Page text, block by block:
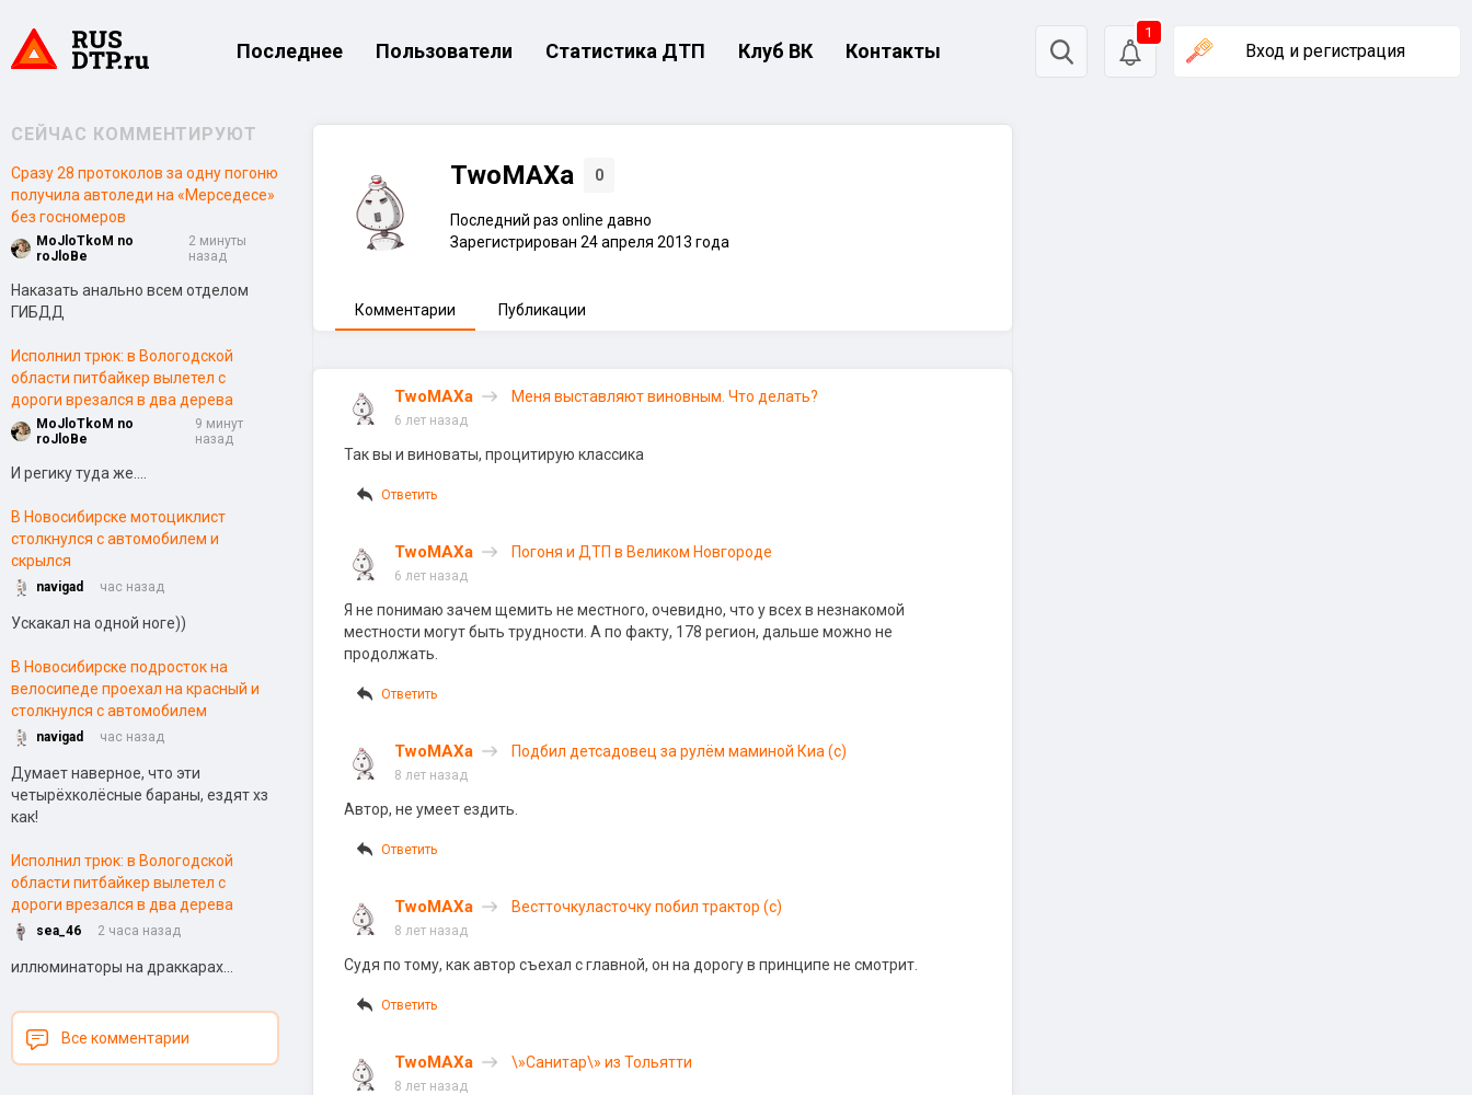
Последнее Пользователи Статистика ДТП Клуб ВК Контакты
1
Вход и регистрация
СЕЙЧАС КОММЕНТИРУЮТ
Сразу 28 протоколов за одну погоню
получила автоледи на «Мерседесе»
без госномеров
MoJloTkoM no
roJloBe
2 минуты
назад
Наказать анально всем отделом
ГИБДД
Исполнил трюк: в Вологодской
области питбайкер вылетел с
дороги врезался в два дерева
MoJloTkoM no
roJloBe
9 минут
назад
И регику туда же....
В Новосибирске мотоциклист
столкнулся с автомобилем и
скрылся
navigad час назад
Ускакал на одной ноге))
В Новосибирске подросток на
велосипеде проехал на красный и
столкнулся с автомобилем
navigad час назад
Думает наверное, что эти
четырёхколёсные бараны, ездят хз
как!
Исполнил трюк: в Вологодской
области питбайкер вылетел с
дороги врезался в два дерева
sea_46 2 часа назад
иллюминаторы на драккарах...
Все комментарии
TwoMAXa 0
Последний раз online давно
Зарегистрирован 24 апреля 2013 года
Комментарии Публикации
TwoMAXa Меня выставляют виновным. Что делать?
6 лет назад
Так вы и виноваты, процитирую классика
Ответить
TwoMAXa Погоня и ДТП в Великом Новгороде
6 лет назад
Я не понимаю зачем щемить не местного, очевидно, что у всех в незнакомой
местности могут быть трудности. А по факту, 178 регион, дальше можно не
продолжать.
Ответить
TwoMAXa Подбил детсадовец за рулём маминой Киа (с)
8 лет назад
Автор, не умеет ездить.
Ответить
TwoMAXa Вестточкуласточку побил трактор (с)
8 лет назад
Судя по тому, как автор съехал с главной, он на дорогу в принципе не смотрит.
Ответить
TwoMAXa \»Санитар\» из Тольятти
8 лет назад